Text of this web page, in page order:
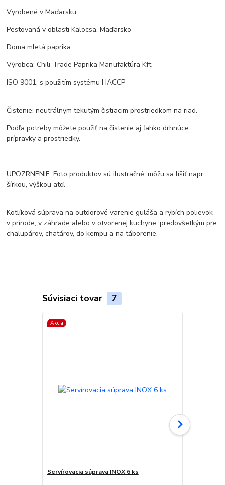
Vyrobené v Maďarsku
Pestovaná v oblasti Kalocsa, Maďarsko
Doma mletá paprika
Výrobca: Chili-Trade Paprika Manufaktúra Kft.
ISO 9001, s použitím systému HACCP
Čistenie: neutrálnym tekutým čistiacim prostriedkom na riad.
Podľa potreby môžete použiť na čistenie aj ľahko drhnúce
prípravky a prostriedky.
UPOZRNENIE: Foto produktov sú ilustračné, môžu sa líšiť napr.
šírkou, výškou atď.
Kotlíková súprava na outdorové varenie guláša a rybích polievok
v prírode, v záhrade alebo v otvorenej kuchyne, predovšetkým pre
chalupárov, chatárov, do kempu a na táborenie.
Súvisiaci tovar 7
Akcia
Servírovacia súprava INOX 6 ks